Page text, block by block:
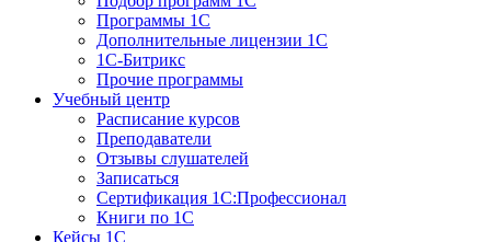
Программы 1С
Дополнительные лицензии 1С
1С-Битрикс
Прочие программы
Учебный центр
Расписание курсов
Преподаватели
Отзывы слушателей
Записаться
Сертификация 1С:Профессионал
Книги по 1С
Кейсы 1С